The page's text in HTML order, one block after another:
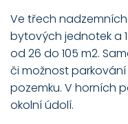
Ve třech
bytových jednotek a
od 26 do 105 m2.
či možnost
pozemku. V horních
okolní údolí.